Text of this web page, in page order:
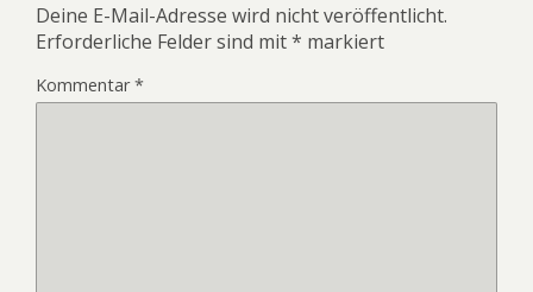
Deine E-Mail-Adresse wird nicht veröffentlicht.
Erforderliche Felder sind mit* markiert
Kommentar*